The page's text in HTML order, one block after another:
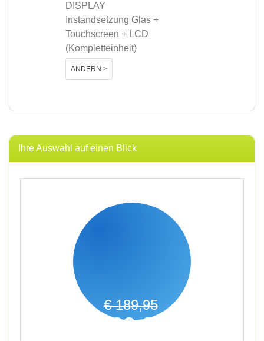
DISPLAY
Instandsetzung Glas +
Touchscreen + LCD
(Kompletteinheit)
ÄNDERN >
Ihre Auswahl auf einen Blick
€ 189,95
139,95